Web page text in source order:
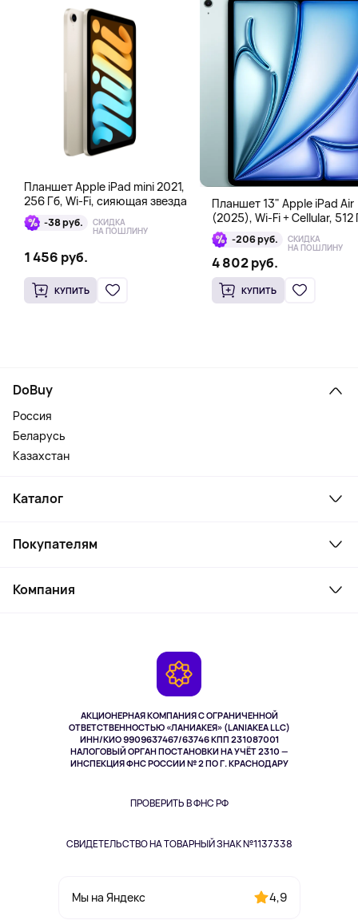
Планшет Apple iPad mini 2021,
256 Гб, Wi-Fi, сияющая звезда
-38 руб. СКИДКА
НА ПОШЛИНУ
1 456 руб.
КУПИТЬ
Планшет 13" Apple iPad Air
(2025), Wi-Fi + Cellular, 512
голубой-206 руб. СКИДКА
НА ПОШЛИНУ
4 802 руб.
КУПИТЬ
АКЦИОНЕРНАЯ КОМПАНИЯ С ОГРАНИЧЕННОЙ
ОТВЕТСТВЕННОСТЬЮ «ЛАНИАКЕЯ» (LANIAKEA LLC)
ИНН/КИО 9909637467/63746 КПП 231087001
НАЛОГОВЫЙ ОРГАН ПОСТАНОВКИ НА УЧЁТ 2310 —
ИНСПЕКЦИЯ ФНС РОССИИ № 2 ПО Г. КРАСНОДАРУ
ПРОВЕРИТЬ В ФНС РФ
СВИДЕТЕЛЬСТВО НА ТОВАРНЫЙ ЗНАК №1137338
Мы на Яндекс 4,9
DoBuy
Россия
Беларусь
Казахстан
Каталог
Ноутбуки, мониторы, VR
Косметика и уход
Здоровье питомцев
Одежда и аксессуары
Покупателям
Как заказать
Компания